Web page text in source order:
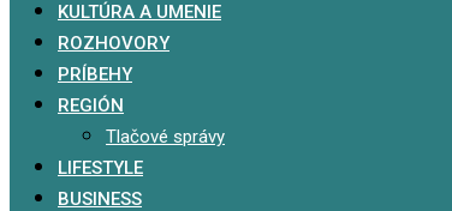
KULTÚRA A UMENIE
ROZHOVORY
PRÍBEHY
REGIÓN
Tlačové správy
LIFESTYLE
BUSINESS